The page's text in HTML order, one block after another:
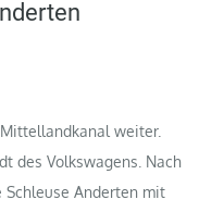
weiter.
des Volkswagens. Nach
Schleuse Anderten mit